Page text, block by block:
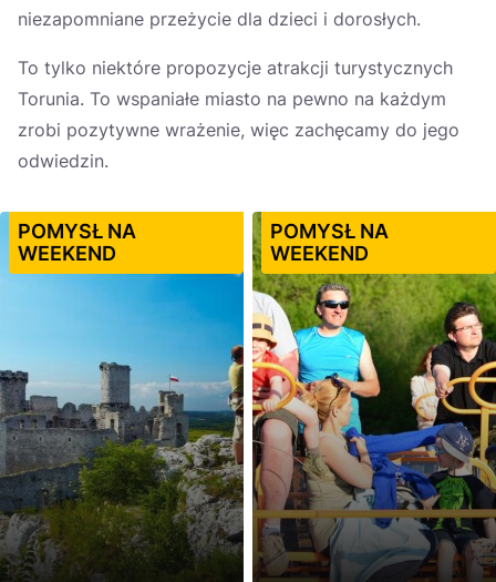
niezapomniane przeżycie dla dzieci i dorosłych.
To tylko niektóre propozycje atrakcji turystycznych
Torunia. To wspaniałe miasto na pewno na każdym
zrobi pozytywne wrażenie, więc zachęcamy do jego
odwiedzin.
POMYSŁ NA
WEEKEND
POMYSŁ NA
WEEKEND